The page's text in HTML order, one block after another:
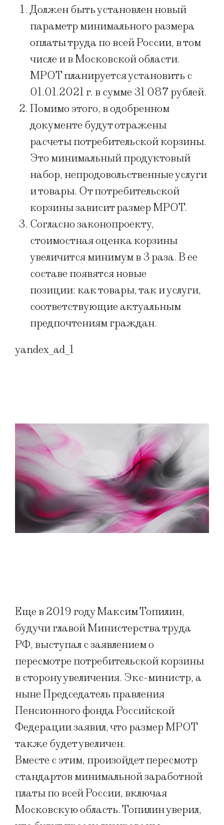
Должен быть установлен новый
параметр минимального размера
оплаты труда по всей России, в том
числе и в Московской области.
МРОТ планируется установить с
01.01.2021 г. в сумме 31 087 рублей.
Помимо этого, в одобренном
документе будут отражены
расчеты потребительской корзины.
Это минимальный продуктовый
набор, непродовольственные услуги
и товары. От потребительской
корзины зависит размер МРОТ.
Согласно законопроекту,
стоимостная оценка корзины
увеличится минимум в 3 раза. В ее
составе появятся новые
позиции: как товары, так и услуги,
соответствующие актуальным
предпочтениям граждан.
yandex_ad_1
Еще в 2019 году Максим Топилин,
будучи главой Министерства труда
РФ, выступал с заявлением о
пересмотре потребительской корзины
в сторону увеличения. Экс-министр, а
ныне Председатель правления
Пенсионного фонда Российской
Федерации заявил, что размер МРОТ
также будет увеличен.
Вместе с этим, произойдет пересмотр
стандартов минимальной заработной
платы по всей России, включая
Московскую область. Топилин уверил,